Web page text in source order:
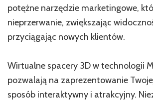
potężne narzędzie marketingowe,
nieprzerwanie, zwiększając
przyciągając nowych klientów.
Wirtualne spacery 3D w technologii
pozwalają na zaprezentowanie
sposób interaktywny i atrakcyjny.